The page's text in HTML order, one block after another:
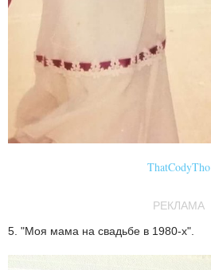
ThatCodyTho
РЕКЛАМА
5. "Моя мама на свадьбе в 1980-х".